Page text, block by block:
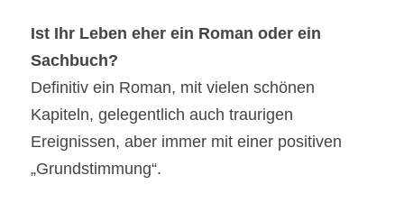
Ist Ihr Leben eher ein Roman oder ein
Sachbuch?
Definitiv ein Roman, mit vielen schönen
Kapiteln, gelegentlich auch traurigen
Ereignissen, aber immer mit einer positiven
„Grundstimmung“.